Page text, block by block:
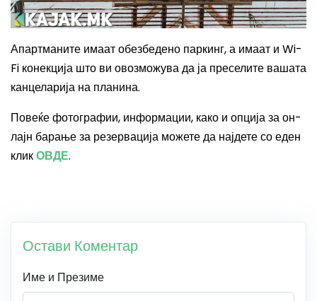
Апартманите имаат обезбедено паркинг, а имаат и Wi-
Fi конекција што ви овозможува да ја преселите вашата
канцеларија на планина.
Повеќе фотографии, информации, како и опција за он-
лајн барање за резервација можете да најдете со еден
кликОВДЕ.
Остави Коментар
Име и Презиме